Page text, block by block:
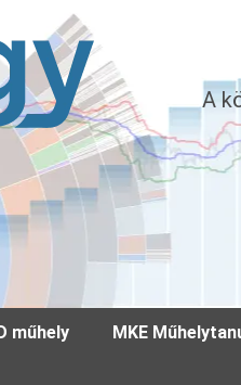
A
műhely MKE